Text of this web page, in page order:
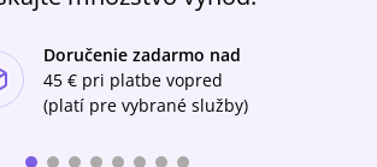
Doručenie zadarmo nad
45 € pri platbe vopred
(platí pre vybrané služby)